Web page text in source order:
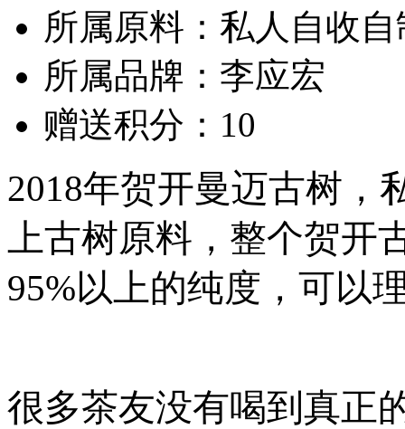
所属原料：私人自收自
所属品牌：李应宏
赠送积分：10
2018年贺开曼迈古树，
上古树原料，整个贺开
95%以上的纯度，可以
很多茶友没有喝到真正